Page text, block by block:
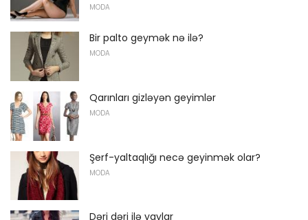
MODA
Bir palto geymək nə ilə?
MODA
Qarınları gizləyən geyimlər
MODA
Şerf-yaltaqlığı necə geyinmək olar?
MODA
Dəri dəri ilə yaylar